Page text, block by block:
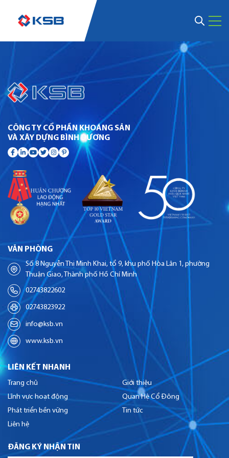
CÔNG TY CỔ PHẦN KHOÁNG SẢN
VÀ XÂY DỰNG BÌNH DƯƠNG
VĂN PHÒNG
Số 8 Nguyễn Thị Minh Khai, tổ 9, khu phố Hòa Lân 1, phường
Thuận Giao, Thành phố Hồ Chí Minh
02743822602
02743823922
info@ksb.vn
www.ksb.vn
LIÊN KẾT NHANH
Trang chủ
Giới thiệu
Lĩnh vực hoạt động
Quan Hệ Cổ Đông
Phát triển bền vững
Tin tức
Liên hệ
ĐĂNG KÝ NHẬN TIN